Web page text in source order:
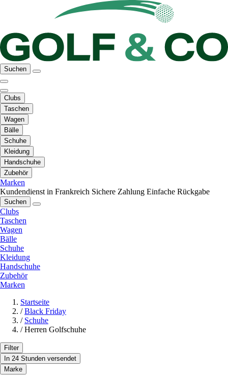
Suchen
Clubs
Taschen
Wagen
Bälle
Schuhe
Kleidung
Handschuhe
Zubehör
Marken
Kundendienst in Frankreich Sichere Zahlung Einfache Rückgabe
Suchen
Clubs
Taschen
Wagen
Bälle
Schuhe
Kleidung
Handschuhe
Zubehör
Marken
Startseite
/ Black Friday
/ Schuhe
/ Herren Golfschuhe
Filter
In 24 Stunden versendet
Marke